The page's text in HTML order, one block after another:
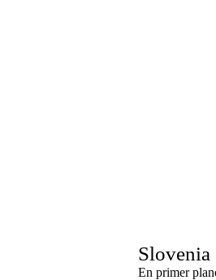
Slovenia
En primer